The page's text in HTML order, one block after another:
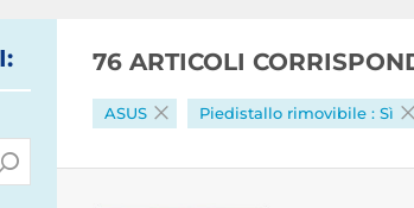
: 76 ARTICOLI
ASUS Piedistallo rimovibile : Sì